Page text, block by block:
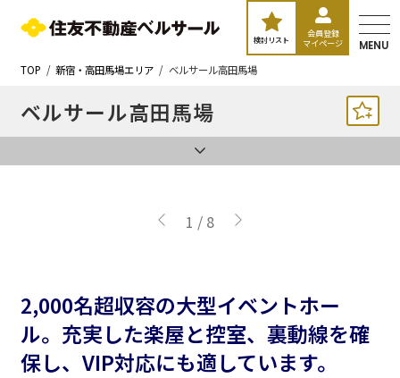
検討リスト
会員登録
マイページ
MENU
TOP
新宿・高田馬場エリア ベルサール高田馬場
ベルサール高田馬場
1 / 8
2,000名超収容の大型イベントホー
ル。充実した楽屋と控室、裏動線を確
保し、VIP対応にも適しています。